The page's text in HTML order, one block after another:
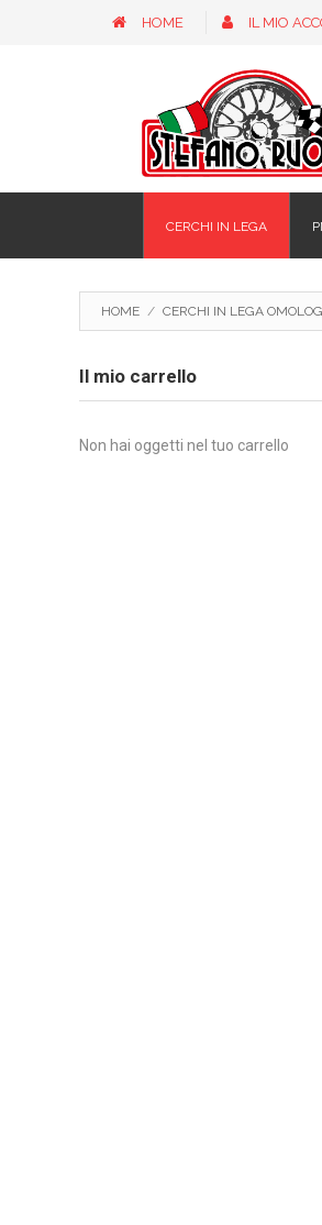
HOME IL MIO
CERCHI IN LEGA
HOME / CERCHI IN LEGA
Il mio carrello
Non hai oggetti nel tuo carrello